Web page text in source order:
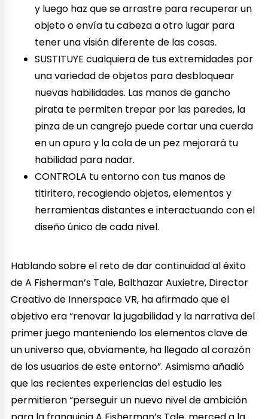
y luego haz que se arrastre para recuperar un
objeto o envía tu cabeza a otro lugar para
tener una visión diferente de las cosas.
SUSTITUYE cualquiera de tus extremidades por
una variedad de objetos para desbloquear
nuevas habilidades. Las manos de gancho
pirata te permiten trepar por las paredes, la
pinza de un cangrejo puede cortar una cuerda
en un apuro y la cola de un pez mejorará tu
habilidad para nadar.
CONTROLA tu entorno con tus manos de
titiritero, recogiendo objetos, elementos y
herramientas distantes e interactuando con el
diseño único de cada nivel.
Hablando sobre el reto de dar continuidad al éxito
de A Fisherman’s Tale, Balthazar Auxietre, Director
Creativo de Innerspace VR, ha afirmado que el
objetivo era “renovar la jugabilidad y la narrativa del
primer juego manteniendo los elementos clave de
un universo que, obviamente, ha llegado al corazón
de los usuarios de este entorno”. Asimismo añadió
que las recientes experiencias del estudio les
permitieron “perseguir un nuevo nivel de ambición